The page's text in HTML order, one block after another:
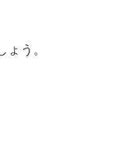
う。